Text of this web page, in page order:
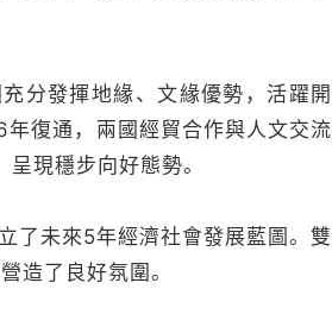
發揮地緣、文緣優勢，活躍開
復通，兩國經貿合作與人文交流
現穩步向好態勢。
未來5年經濟社會發展藍圖。雙
造了良好氛圍。